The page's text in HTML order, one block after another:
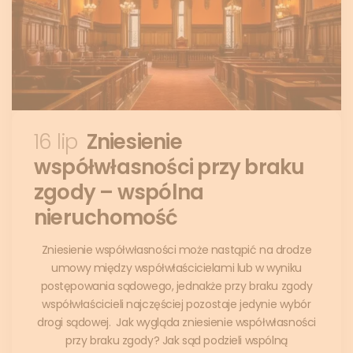
16 lip Zniesienie
współwłasności przy braku
zgody – wspólna
nieruchomość
Zniesienie współwłasności może nastąpić na drodze
umowy między współwłaścicielami lub w wyniku
postępowania sądowego, jednakże przy braku zgody
współwłaścicieli najczęściej pozostaje jedynie wybór
drogi sądowej. Jak wygląda zniesienie współwłasności
przy braku zgody? Jak sąd podzieli wspólną